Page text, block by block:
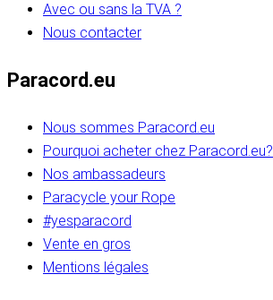
Avec ou sans la TVA ?
Nous contacter
Paracord.eu
Nous sommes Paracord.eu
Pourquoi acheter chez Paracord.eu?
Nos ambassadeurs
Paracycle your Rope
#yesparacord
Vente en gros
Mentions légales